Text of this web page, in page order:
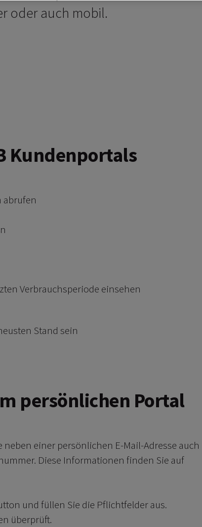
oder auch mobil.
Kundenportals
abrufen
Verbrauchsperiode einsehen
Stand sein
persönlichen Portal
einer persönlichen E-Mail-Adresse auch
Diese Informationen finden Sie auf
und füllen Sie die Pflichtfelder aus.
überprüft.